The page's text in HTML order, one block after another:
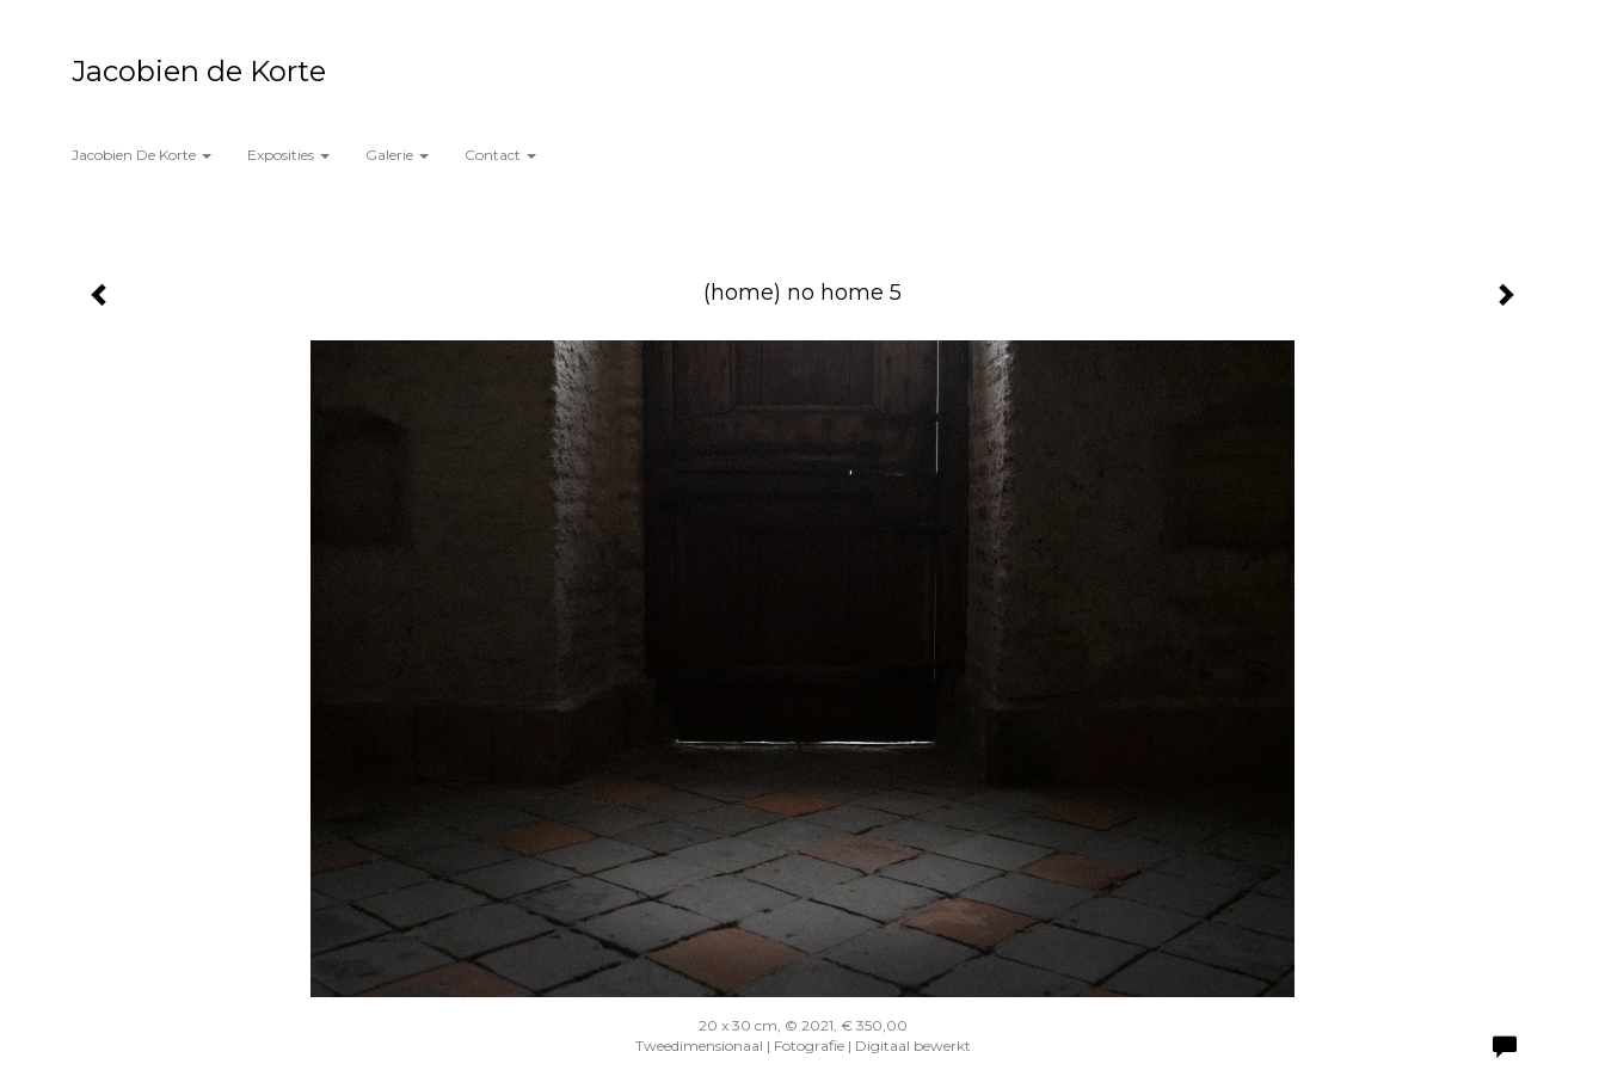
Jacobien de Korte
Jacobien De Korte Exposities Galerie Contact
(home) no home 5
20 x 30 cm, © 2021, € 350,00
Tweedimensionaal | Fotografie | Digitaal bewerkt